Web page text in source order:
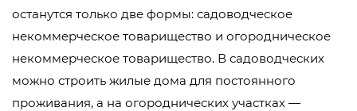
останутся только две формы: садоводческое
некоммерческое товарищество и огородническое
некоммерческое товарищество. В садоводческих
можно строить жилые дома для постоянного
проживания, а на огороднических участках —